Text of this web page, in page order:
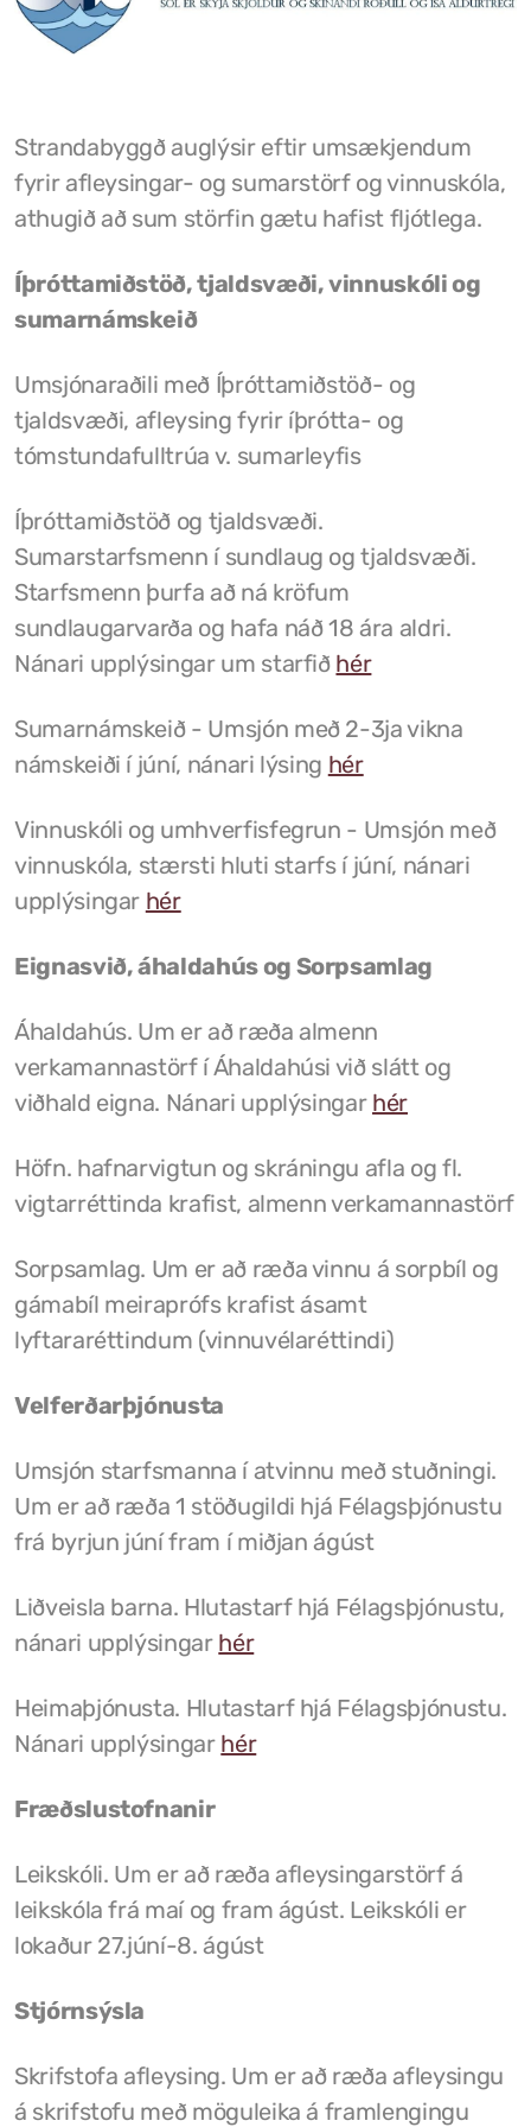
Strandabyggð auglýsir eftir umsækjendum
fyrir afleysingar- og sumarstörf og vinnuskóla,
athugið að sum störfin gætu hafist fljótlega.
Íþróttamiðstöð, tjaldsvæði, vinnuskóli og
sumarnámskeið
Umsjónaraðili með Íþróttamiðstöð- og
tjaldsvæði, afleysing fyrir íþrótta- og
tómstundafulltrúa v. sumarleyfis
Íþróttamiðstöð og tjaldsvæði.
Sumarstarfsmenn í sundlaug og tjaldsvæði.
Starfsmenn þurfa að ná kröfum
sundlaugarvarða og hafa náð 18 ára aldri.
Nánari upplýsingar um starfið hér
Sumarnámskeið - Umsjón með 2-3ja vikna
námskeiði í júní, nánari lýsing hér
Vinnuskóli og umhverfisfegrun - Umsjón með
vinnuskóla, stærsti hluti starfs í júní, nánari
upplýsingar hér
Eignasvið, áhaldahús og Sorpsamlag
Áhaldahús. Um er að ræða almenn
verkamannastörf í Áhaldahúsi við slátt og
viðhald eigna. Nánari upplýsingar hér
Höfn. hafnarvigtun og skráningu afla og fl.
vigtarréttinda krafist, almenn verkamannastörf
Sorpsamlag. Um er að ræða vinnu á sorpbíl og
gámabíl meiraprófs krafist ásamt
lyftararéttindum (vinnuvélaréttindi)
Velferðarþjónusta
Umsjón starfsmanna í atvinnu með stuðningi.
Um er að ræða 1 stöðugildi hjá Félagsþjónustu
frá byrjun júní fram í miðjan ágúst
Liðveisla barna. Hlutastarf hjá Félagsþjónustu,
nánari upplýsingar hér
Heimaþjónusta. Hlutastarf hjá Félagsþjónustu.
Nánari upplýsingar hér
Fræðslustofnanir
Leikskóli. Um er að ræða afleysingarstörf á
leikskóla frá maí og fram ágúst. Leikskóli er
lokaður 27.júní-8. ágúst
Stjórnsýsla
Skrifstofa afleysing. Um er að ræða afleysingu
á skrifstofu með möguleika á framlengingu
Grunnskóli Drangsness
Félagsmiðstöðin Ozon
Siglingar út í Grímsey
Kotbýli Kuklarans/Galdrasýning
Hafnir í Kaldrananeshreppi
Fiskvinnslan Drangur
Útgerðarfélagið Skúli
Félög í Kaldrananeshreppi
Gvendarlaug hins góða
Pottarnir á Drangsnesi
Verslunarfélag Drangsness
Gististaðir
Tjaldstæði